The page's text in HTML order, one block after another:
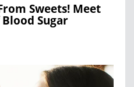
Sweets! Meet
Sugar